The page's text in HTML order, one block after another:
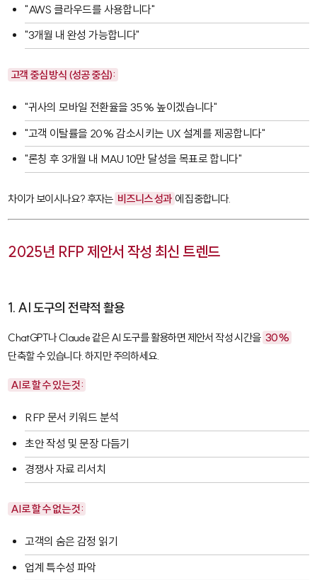
"AWS 클라우드를 사용합니다"
"3개월 내 완성 가능합니다"
고객 중심 방식 (성공 중심):
"귀사의 모바일 전환율을 35% 높이겠습니다"
"고객 이탈률을 20% 감소시키는 UX 설계를 제공합니다"
"론칭 후 3개월 내 MAU 10만 달성을 목표로 합니다"
차이가 보이시나요? 후자는 비즈니스 성과 에 집중합니다.
2025년 RFP 제안서 작성 최신 트렌드
1. AI 도구의 전략적 활용
ChatGPT나Claude같은 AI 도구를 활용하면 제안서 작성 시간을 30%
단축할 수 있습니다. 하지만 주의하세요.
AI로 할 수 있는 것:
RFP 문서 키워드 분석
초안 작성 및 문장 다듬기
경쟁사 자료 리서치
AI로 할 수 없는 것:
고객의 숨은 감정 읽기
업계 특수성 파악